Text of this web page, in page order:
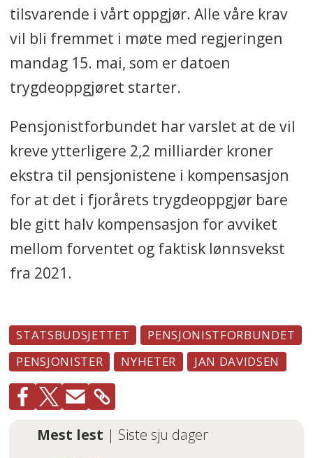
tilsvarende i vårt oppgjør. Alle våre krav
vil bli fremmet i møte med regjeringen
mandag 15. mai, som er datoen
trygdeoppgjøret starter.
Pensjonistforbundet har varslet at de vil
kreve ytterligere 2,2 milliarder kroner
ekstra til pensjonistene i kompensasjon
for at det i fjorårets trygdeoppgjør bare
ble gitt halv kompensasjon for avviket
mellom forventet og faktisk lønnsvekst
fra 2021.
STATSBUDSJETTET
PENSJONISTFORBUNDET
PENSJONISTER
NYHETER JAN DAVIDSEN
Mest lest | Siste sju dager